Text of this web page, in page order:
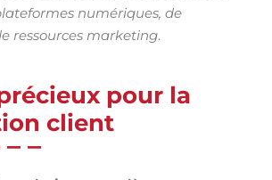
numériques, de
ressources marketing.
pour la
client